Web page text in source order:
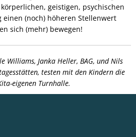
geistigen, psychischen
einen (noch) höheren Stellenwert
sich (mehr) bewegen!
Williams, Janka Heller, BAG, und Nils
testen mit den Kindern die
eigenen Turnhalle.